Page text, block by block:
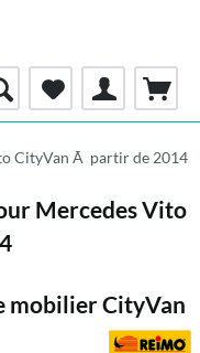
CityVan Ã partir de 2014
Mercedes Vito
mobilier CityVan